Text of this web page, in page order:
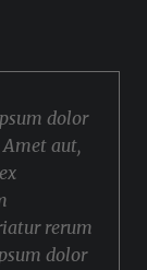
dolor
aut,
rerum
dolor